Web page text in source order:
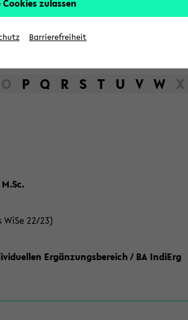
O P Q R S T U V W X
22/23)
Ergänzungsbereich / BA IndiErg
zulassen
Barrierefreiheit